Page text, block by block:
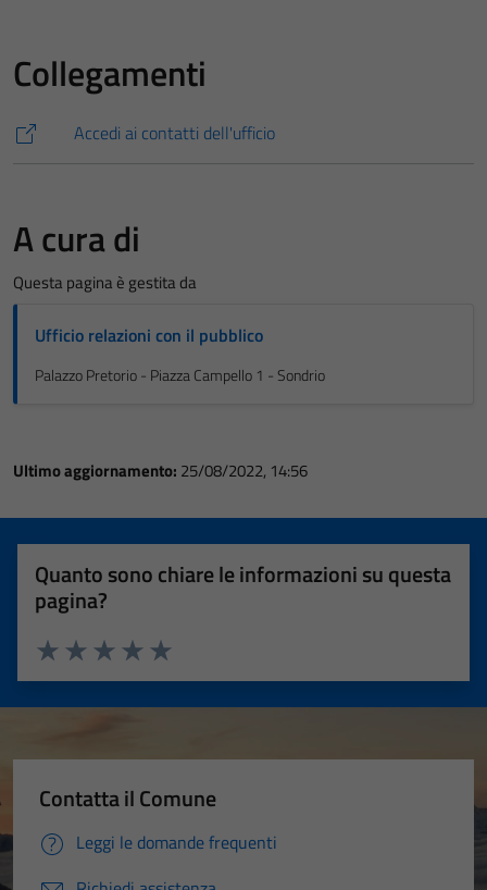
Collegamenti
Accedi ai contatti dell'ufficio
A cura di
Questa pagina è gestita da
Ufficio relazioni con il pubblico
Palazzo Pretorio - Piazza Campello 1 - Sondrio
Ultimo aggiornamento: 25/08/2022, 14:56
Quanto sono chiare le informazioni su questa
pagina?
Valuta 5 stelle su 5
Valuta 4 stelle su 5
Valuta 3 stelle su 5
Valuta 2 stelle su 5
Valuta 1 stelle su 5
Contatta il Comune
Leggi le domande frequenti